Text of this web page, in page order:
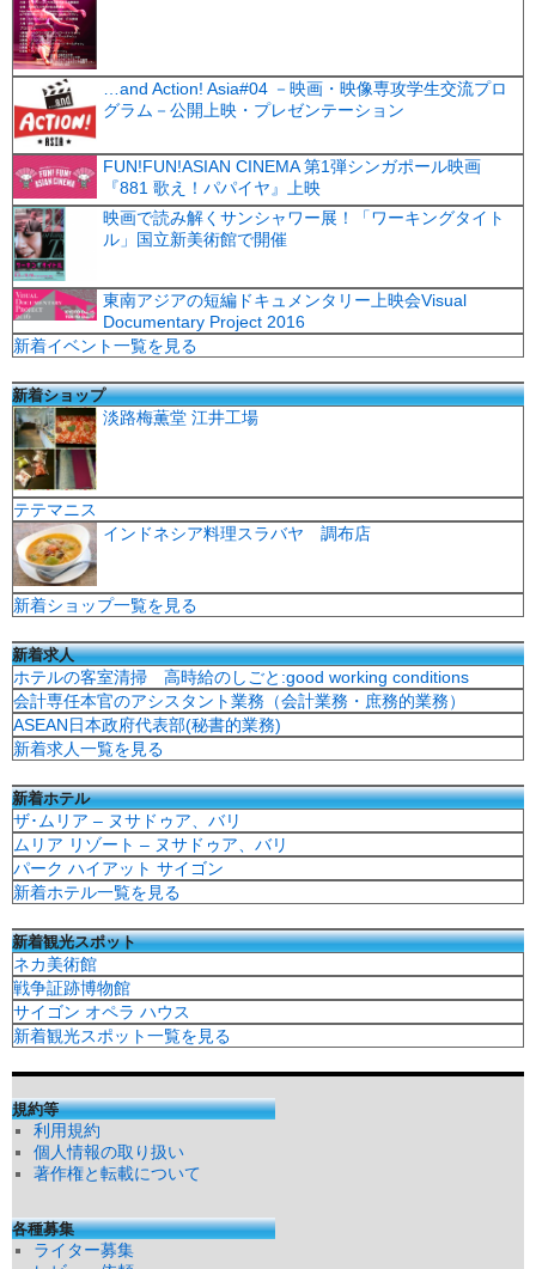
…and Action! Asia#04 －映画・映像専攻学生交流プロ
グラム－公開上映・プレゼンテーション
FUN!FUN!ASIAN CINEMA 第1弾シンガポール映画
『881 歌え！パパイヤ』上映
映画で読み解くサンシャワー展！「ワーキングタイト
ル」国立新美術館で開催
東南アジアの短編ドキュメンタリー上映会Visual
Documentary Project 2016
新着イベント一覧を見る
新着ショップ
淡路梅薫堂 江井工場
テテマニス
インドネシア料理スラバヤ 調布店
新着ショップ一覧を見る
新着求人
ホテルの客室清掃 高時給のしごと:good working conditions
会計専任本官のアシスタント業務（会計業務・庶務的業務）
ASEAN日本政府代表部(秘書的業務)
新着求人一覧を見る
新着ホテル
ザ･ムリア – ヌサドゥア、バリ
ムリア リゾート – ヌサドゥア、バリ
パーク ハイアット サイゴン
新着ホテル一覧を見る
新着観光スポット
ネカ美術館
戦争証跡博物館
サイゴン オペラ ハウス
新着観光スポット一覧を見る
規約等
利用規約
個人情報の取り扱い
著作権と転載について
各種募集
ライター募集